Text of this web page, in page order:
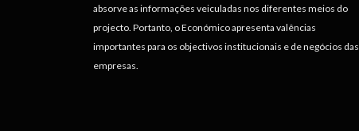
absorve as informações veiculadas nos diferentes meios do
projecto. Portanto, o Económico apresenta valências
importantes para os objectivos institucionais e de negócios das
empresas.